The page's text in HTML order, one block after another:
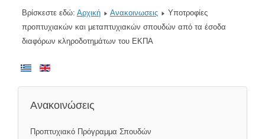
Βρίσκεστε εδώ: Αρχική Ανακοινωσεις
Υποτροφίες
προπτυχιακών και μεταπτυχιακών σπουδών από τα έσοδα
διαφόρων κληροδοτημάτων του ΕΚΠΑ
Ανακοινώσεις
Προπτυχιακό Πρόγραμμα Σπουδών